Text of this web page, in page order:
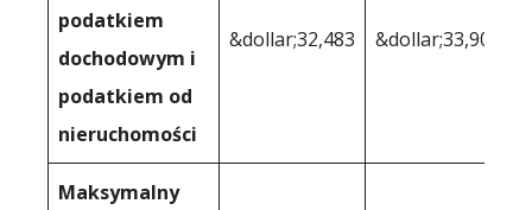
podatkiem
dochodowym i
podatkiem od
nieruchomości
&dollar;32,483 &dollar;33,903
Maksymalny